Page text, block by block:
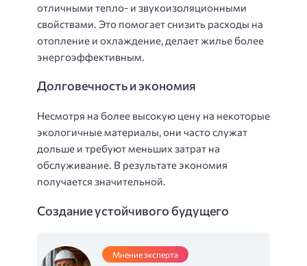
отличными тепло- и звукоизоляционными
свойствами. Это помогает снизить расходы на
отопление и охлаждение, делает жилье более
энергоэффективным.
Долговечность и экономия
Несмотря на более высокую цену на некоторые
экологичные материалы, они часто служат
дольше и требуют меньших затрат на
обслуживание. В результате экономия
получается значительной.
Создание устойчивого будущего
Мнение эксперта